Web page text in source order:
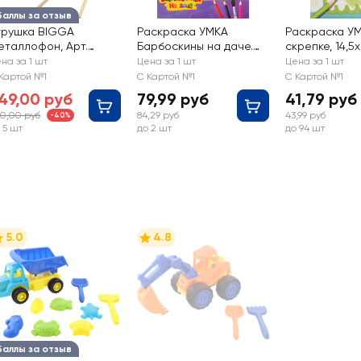
за отзыв
BIGGA
Арт.
за 1 шт
№1
руб
руб -40%
5 шт
Раскраска УМКА
Барбоскины на даче.
Дружная семья,
мультяшная
Цена за 1 шт
С Картой №1
79,99 руб
84,29 руб
до 2 шт
Раскраска
скрепке,
страниц, Арт.
338955
Цена за 1 шт
С Картой №1
41,79 руб
43,99 руб
до 94 шт
за отзыв
5.0 4.8